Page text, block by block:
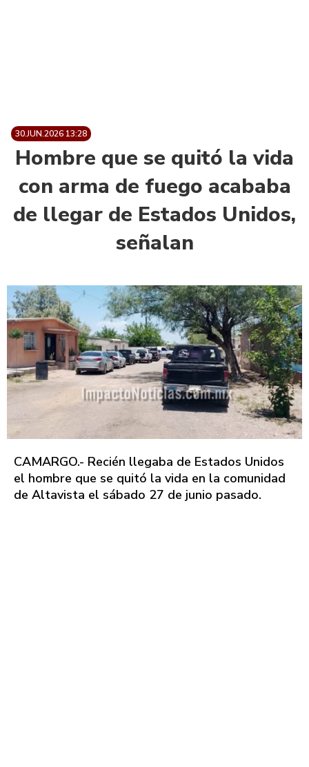
30.JUN.2026 13:28
Hombre que se quitó la vida
con arma de fuego acababa
de llegar de Estados Unidos,
señalan
CAMARGO.- Recién llegaba de Estados Unidos
el hombre que se quitó la vida en la comunidad
de Altavista el sábado 27 de junio pasado.